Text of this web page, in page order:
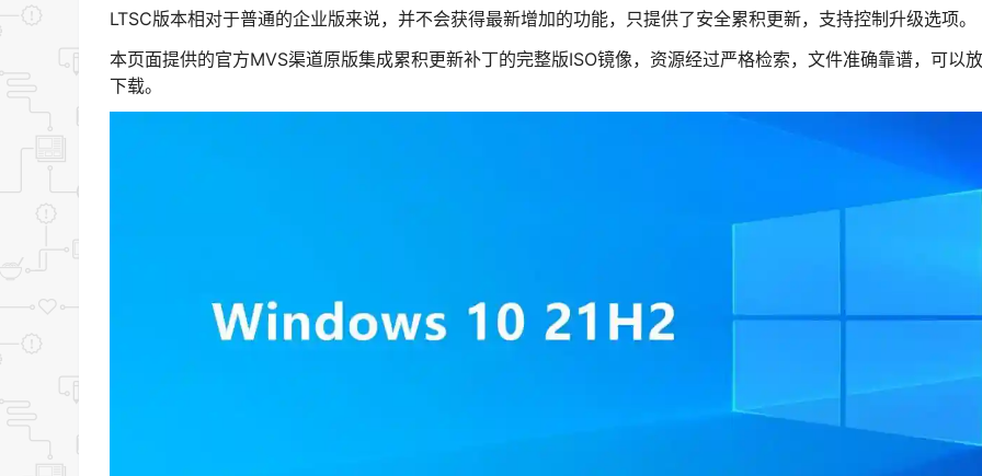
LTSC版本相对于普通的企业版来说，并不会获得最新增加的功能，只提供了安全累积更新，支持控制升级选项。
本页面提供的官方MVS渠道原版集成累积更新补丁的完整版ISO镜像，资源经过严格检索，文件准确靠谱，可以
下载。